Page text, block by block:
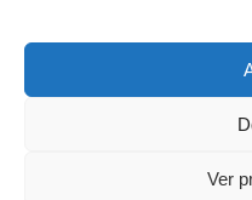
Ver
172,20